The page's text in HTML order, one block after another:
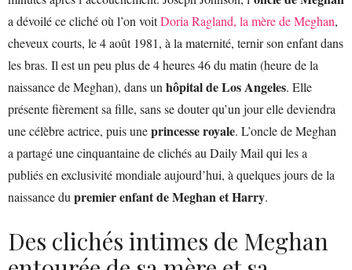
a dévoilé ce cliché où l’on voitDoria Ragland, la mère de Meghan,
cheveux courts, le 4 août 1981, à la maternité, ternir son enfant dans
les bras. Il est un peu plus de 4 heures 46 du matin (heure de la
naissance de Meghan), dans un hôpital de Los Angeles. Elle
présente fièrement sa fille, sans se douter qu’un jour elle deviendra
une célèbre actrice, puis uneprincesse royale. L’oncle de Meghan
a partagé une cinquantaine de clichés au Daily Mail qui les a
publiés en exclusivité mondiale aujourd’hui, à quelques jours de la
naissance du premier enfant de Meghan et Harry.
Des clichés intimes de Meghan